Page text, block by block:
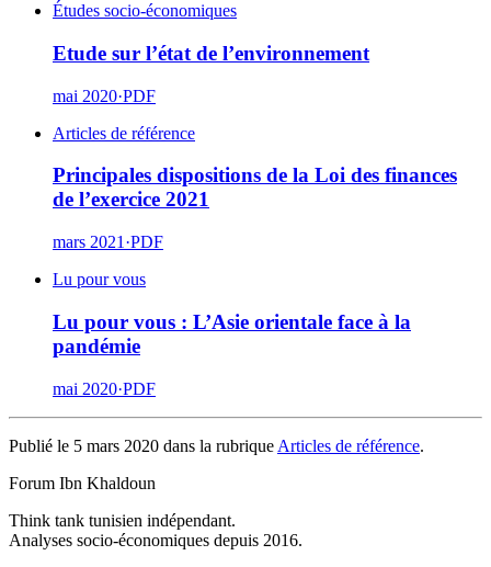
Études socio-économiques
Etude sur l’état de l’environnement
mai 2020·PDF
Articles de référence
Principales dispositions de la Loi des finances
de l’exercice 2021
mars 2021 ·PDF
Lu pour vous
Lu pour vous : L’Asie orientale face à la
pandémie
mai 2020·PDF
Publié le 5 mars 2020 dans la rubrique Articles de référence.
Forum Ibn Khaldoun
Think tank tunisien indépendant.
Analyses socio-économiques depuis 2016.